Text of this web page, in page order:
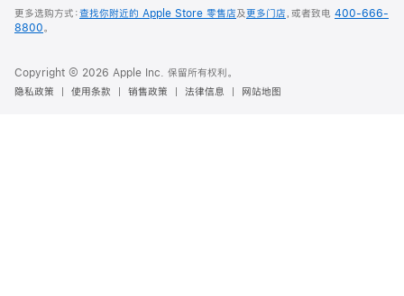
更多选购方式：查找你附近的 Apple Store 零售店及更多门店，或者致电 400-666-
8800。
Copyright © 2026 Apple Inc. 保留所有权利。
隐私政策
使用条款 销售政策 法律信息 网站地图